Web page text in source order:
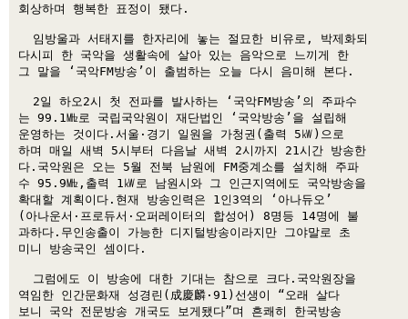
회상하며 행복한 표정이 됐다.
  임방울과 서태지를 한자리에 놓는 절묘한 비유로, 박제화되
다시피 한 국악을 생활속에 살아 있는 음악으로 느끼게 한
그 말을 ‘국악FM방송’이 출범하는 오늘 다시 음미해 본다.
  2일 하오2시 첫 전파를 발사하는 ‘국악FM방송’의 주파수
는 99.1㎒로 국립국악원이 재단법인 ‘국악방송’을 설립해
운영하는 것이다.서울·경기 일원을 가청권(출력 5㎾)으로
하며 매일 새벽 5시부터 다음날 새벽 2시까지 21시간 방송한
다.국악원은 오는 5월 전북 남원에 FM중계소를 설치해 주파
수 95.9㎒,출력 1㎾로 남원시와 그 인근지역에도 국악방송을
확대할 계획이다.현재 방송인력은 1인3역의 ‘아나듀오’
(아나운서·프로듀서·오퍼레이터의 합성어) 8명등 14명에 불
과하다.무인송출이 가능한 디지털방송이라지만 그야말로 초
미니 방송국인 셈이다.
  그럼에도 이 방송에 대한 기대는 참으로 크다.국악원장을
역임한 인간문화재 성경린(成慶麟·91)선생이 “오래 살다
보니 국악 전문방송 개국도 보게됐다”며 흔쾌히 한국방송